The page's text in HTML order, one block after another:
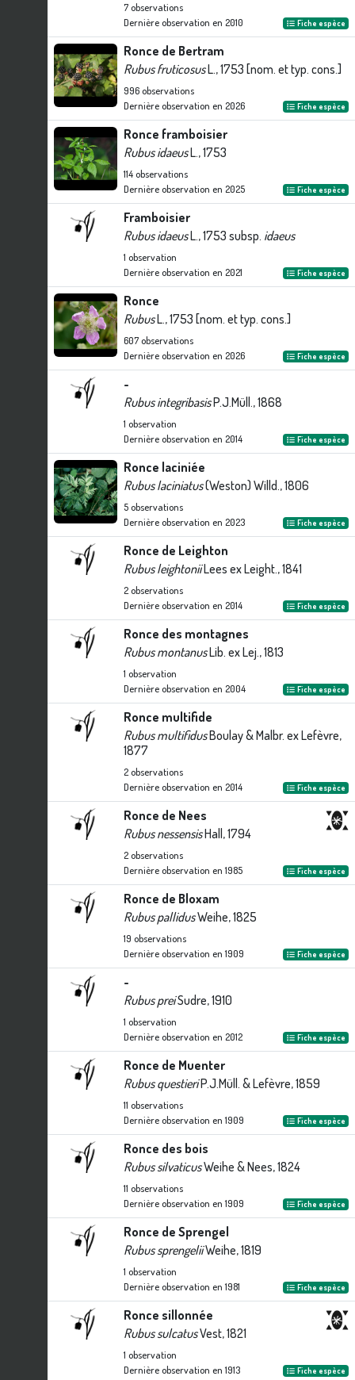
7observations
Dernière observation en 2010 Fiche espèce
Ronce de Bertram
Rubus fruticosusL., 1753 [nom. et typ. cons.]
996observations
Dernière observation en 2026 Fiche espèce
Ronce framboisier
Rubus idaeusL., 1753
114observations
Dernière observation en 2025 Fiche espèce
Framboisier
Rubus idaeusL., 1753 subsp. idaeus
1 observation
Dernière observation en 2021 Fiche espèce
Ronce
RubusL., 1753 [nom. et typ. cons.]
607observations
Dernière observation en 2026 Fiche espèce
-
Rubus integribasisP.J.Müll., 1868
1 observation
Dernière observation en 2014 Fiche espèce
Ronce laciniée
Rubus laciniatus(Weston) Willd., 1806
5observations
Dernière observation en 2023 Fiche espèce
Ronce de Leighton
Rubus leightoniiLees ex Leight., 1841
2observations
Dernière observation en 2014 Fiche espèce
Ronce des montagnes
Rubus montanusLib. ex Lej., 1813
1 observation
Dernière observation en 2004 Fiche espèce
Ronce multifide
Rubus multifidusBoulay & Malbr. ex Lefèvre,
1877
2observations
Dernière observation en 2014 Fiche espèce
Ronce de Nees
Rubus nessensisHall, 1794
2observations
Dernière observation en 1985 Fiche espèce
Ronce de Bloxam
Rubus pallidusWeihe, 1825
19 observations
Dernière observation en 1909 Fiche espèce
-
Rubus preiSudre, 1910
1 observation
Dernière observation en 2012 Fiche espèce
Ronce de Muenter
Rubus questieriP.J.Müll. & Lefèvre, 1859
11 observations
Dernière observation en 1909 Fiche espèce
Ronce des bois
Rubus silvaticusWeihe & Nees, 1824
11 observations
Dernière observation en 1909 Fiche espèce
Ronce de Sprengel
Rubus sprengeliiWeihe, 1819
1 observation
Dernière observation en 1981 Fiche espèce
Ronce sillonnée
Rubus sulcatusVest, 1821
1 observation
Dernière observation en 1913 Fiche espèce